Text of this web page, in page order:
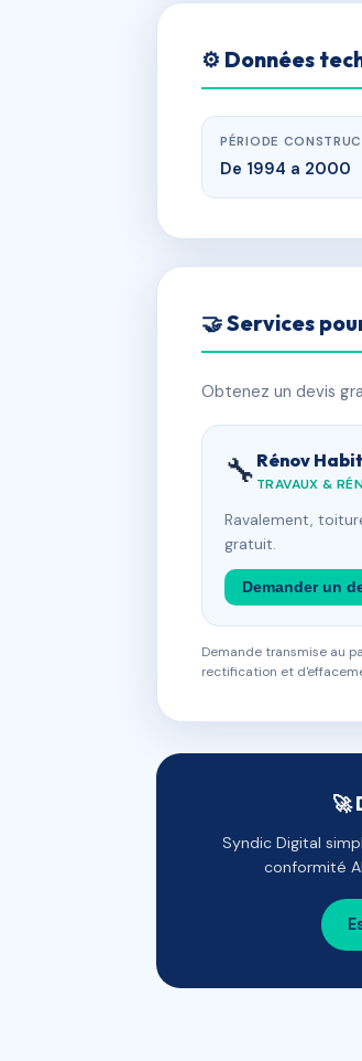
⚙️ Données
PÉRIODE
De 1994 a 2000
🤝 Services
Obtenez un devis
🔧 Rénov
TRAVAUX &
Ravalement,
gratuit.
Demander un
Demande transmise au
rectification et
🚀
Syndic Digital
conformité